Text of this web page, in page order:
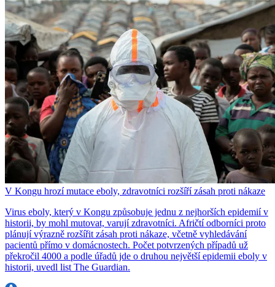
V Kongu hrozí mutace eboly, zdravotníci rozšíří zásah proti nákaze
Virus eboly, který v Kongu způsobuje jednu z nejhorších epidemií v
historii, by mohl mutovat, varují zdravotníci. Afričtí odborníci proto
plánují výrazně rozšířit zásah proti nákaze, včetně vyhledávání
pacientů přímo v domácnostech. Počet potvrzených případů už
překročil 4000 a podle úřadů jde o druhou největší epidemii eboly v
historii, uvedl list The Guardian.